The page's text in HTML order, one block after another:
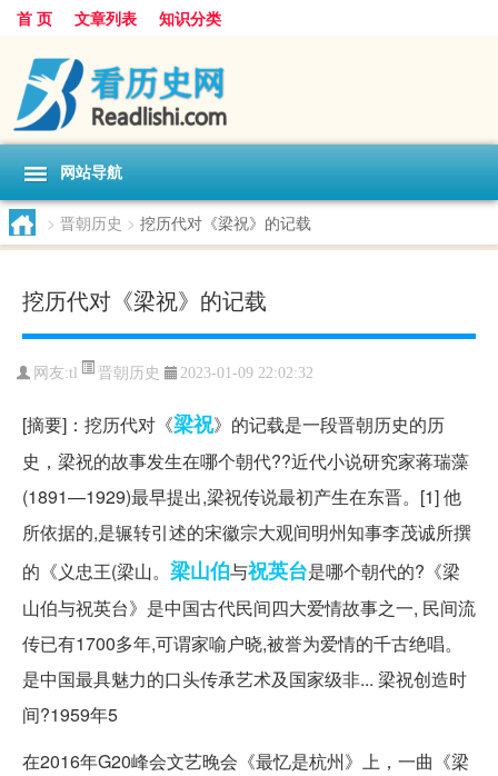
首 页 文章列表 知识分类
网站导航
> 晋朝历史 > 挖历代对《梁祝》的记载
挖历代对《梁祝》的记载
网友:tl 晋朝历史 2023-01-09 22:02:32
[摘要]：挖历代对《梁祝》的记载是一段晋朝历史的历
史，梁祝的故事发生在哪个朝代??近代小说研究家蒋瑞藻
(1891—1929)最早提出,梁祝传说最初产生在东晋。[1] 他
所依据的,是辗转引述的宋徽宗大观间明州知事李茂诚所撰
的《义忠王(梁山。 梁山伯与祝英台是哪个朝代的?《梁
山伯与祝英台》是中国古代民间四大爱情故事之一, 民间流
传已有1700多年,可谓家喻户晓,被誉为爱情的千古绝唱。
是中国最具魅力的口头传承艺术及国家级非... 梁祝创造时
间?1959年5
在2016年G20峰会文艺晚会《最忆是杭州》上，一曲《梁